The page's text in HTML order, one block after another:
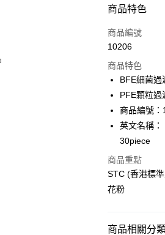
付款方式
信用卡
AlipayHK
PayMe
WeChat Pay
BoC Pay
送貨方式
每筆
商品特色
商品編號
10206
商品特色
BFE細菌過
PFE顆粒過
商品編號
英文名稱
30piece
商品重點
STC (香港標
花粉
商品相關分